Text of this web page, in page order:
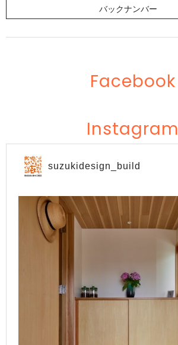
バックナンバー
Facebook
Instagram
suzukidesign_build